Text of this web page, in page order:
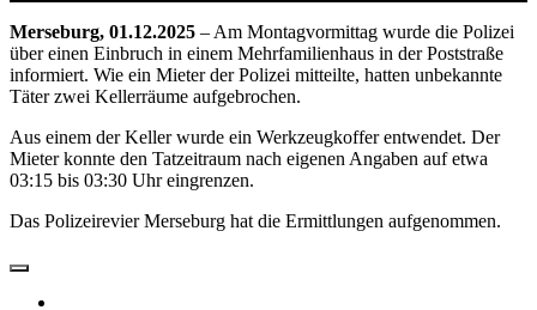
Merseburg, 01.12.2025 – Am Montagvormittag wurde die Polizei
über einen Einbruch in einem Mehrfamilienhaus in der Poststraße
informiert. Wie ein Mieter der Polizei mitteilte, hatten unbekannte
Täter zwei Kellerräume aufgebrochen.
Aus einem der Keller wurde ein Werkzeugkoffer entwendet. Der
Mieter konnte den Tatzeitraum nach eigenen Angaben auf etwa
03:15 bis 03:30 Uhr eingrenzen.
Das Polizeirevier Merseburg hat die Ermittlungen aufgenommen.